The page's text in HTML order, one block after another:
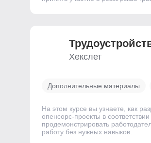
Хекслет
Дополнительные материалы
На этом курсе вы узнаете, как
опенсорс-проекты в
продемонстрировать
работу без нужных навыков.